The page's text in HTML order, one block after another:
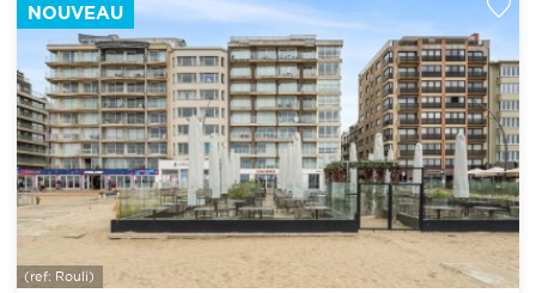
NOUVEAU
(ref: Rouli)